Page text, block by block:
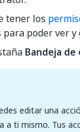
tener los
para poder ver y
Bandeja
editar una
a ti mismo. Tus